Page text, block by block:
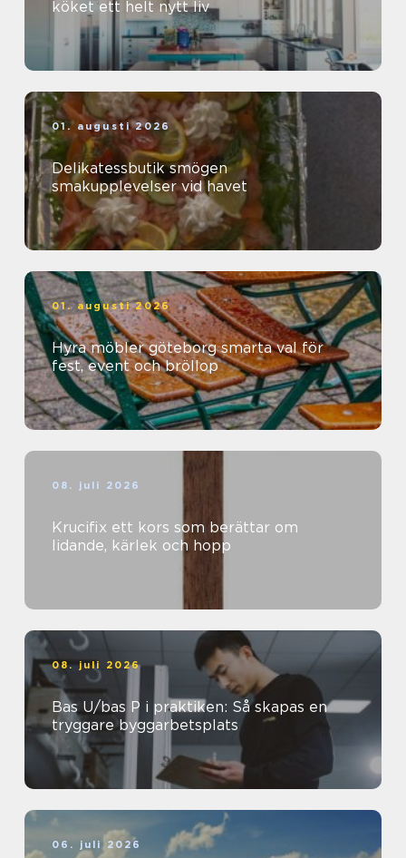
köket ett helt nytt liv
01. augusti 2026
Delikatessbutik smögen
smakupplevelser vid havet
01. augusti 2026
Hyra möbler göteborg smarta val för
fest, event och bröllop
08. juli 2026
Krucifix ett kors som berättar om
lidande, kärlek och hopp
08. juli 2026
Bas U/bas P i praktiken: Så skapas en
tryggare byggarbetsplats
06. juli 2026